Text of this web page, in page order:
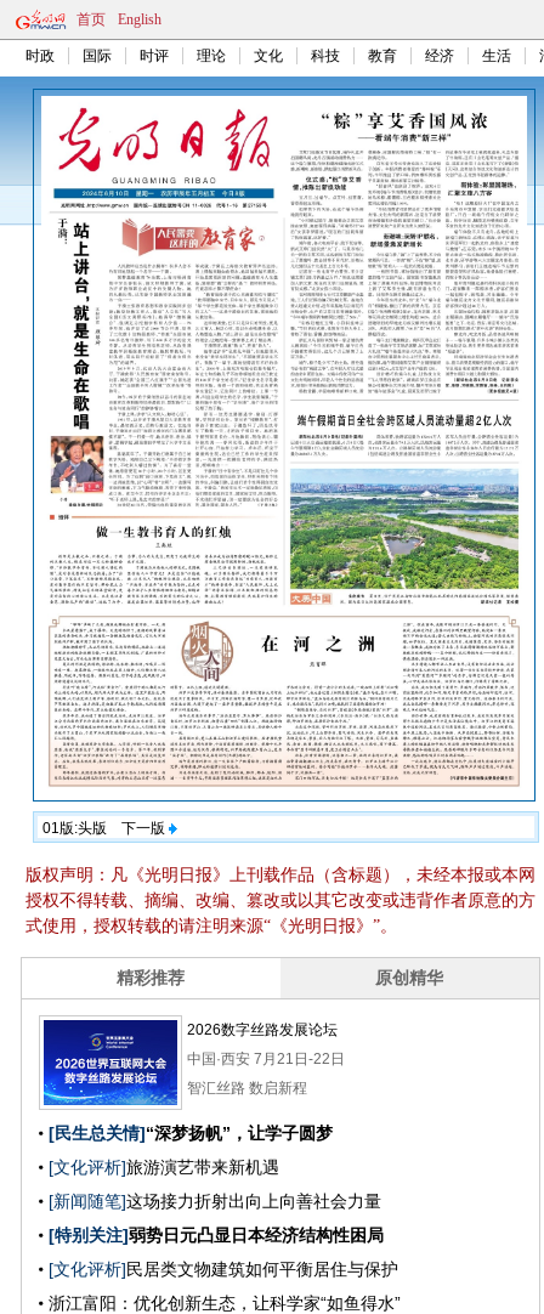
首页 English
时政 国际 时评 理论 文化 科技 教育 经济 生活
01版:头版 下一版
版权声明：凡《光明日报》上刊载作品（含标题），未经本报或本网
授权不得转载、摘编、改编、篡改或以其它改变或违背作者原意的方
式使用，授权转载的请注明来源“《光明日报》”。